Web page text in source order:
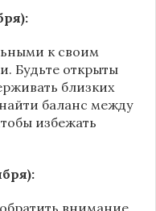
к своим
Будьте открыты
близких
баланс между
избежать
внимание